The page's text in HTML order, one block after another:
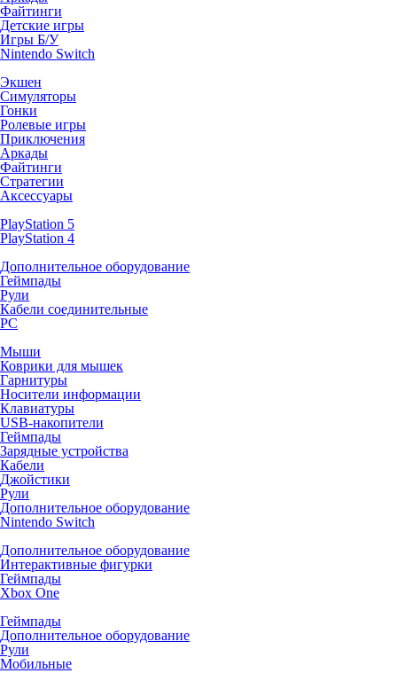
Файтинги
Детские игры
Игры Б/У
Nintendo Switch
Экшен
Симуляторы
Гонки
Ролевые игры
Приключения
Аркады
Файтинги
Стратегии
Аксессуары
PlayStation 5
PlayStation 4
Дополнительное оборудование
Геймпады
Рули
Кабели соединительные
PC
Мыши
Коврики для мышек
Гарнитуры
Носители информации
Клавиатуры
USB-накопители
Геймпады
Зарядные устройства
Кабели
Джойстики
Рули
Дополнительное оборудование
Nintendo Switch
Дополнительное оборудование
Интерактивные фигурки
Геймпады
Xbox One
Геймпады
Дополнительное оборудование
Рули
Мобильные